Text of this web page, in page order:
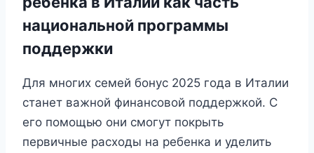
национальной программы
поддержки
Для многих семей бонус 2025 года в Италии
станет важной финансовой поддержкой. С
его помощью они смогут покрыть
первичные расходы на ребенка и уделить